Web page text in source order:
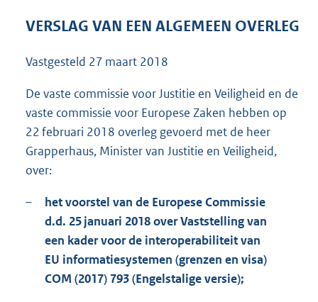
8
VERSLAG VAN EEN ALGEMEEN OVERLEG
Vastgesteld 27 maart 2018
De vaste commissie voor Justitie en Veiligheid en de
vaste commissie voor Europese Zaken hebben op
22 februari 2018 overleg gevoerd met de heer
Grapperhaus, Minister van Justitie en Veiligheid,
over:
–
het voorstel van de Europese Commissie
d.d. 25 januari 2018 over Vaststelling van
een kader voor de interoperabiliteit van
EU informatiesystemen (grenzen en visa)
COM (2017) 793 (Engelstalige versie);